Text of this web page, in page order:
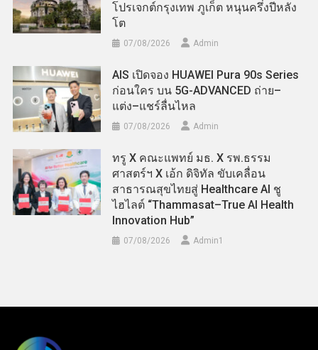
โปรเจกต์กรุงเทพ ภูเก็ต หนุนครึ่งปีหลัง
โต
07/08/2026 Admin
AIS เปิดจอง HUAWEI Pura 90s Series
ก่อนใคร บน 5G-ADVANCED ถ่าย–
แต่ง–แชร์ลื่นไหล
07/08/2026 Admin
ทรู X คณะแพทย์ มธ. X รพ.ธรรม
ศาสตร์ฯ X เอ้ก ดิจิทัล ขับเคลื่อน
สาธารณสุขไทยสู่ Healthcare AI ชู
ไฮไลต์ “Thammasat–True AI Health
Innovation Hub”
07/08/2026 Admin​1